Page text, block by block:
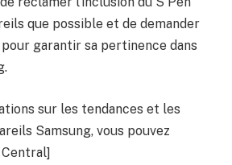
que possible et de demander
garantir sa pertinence dans
sur les tendances et les
Samsung, vous pouvez